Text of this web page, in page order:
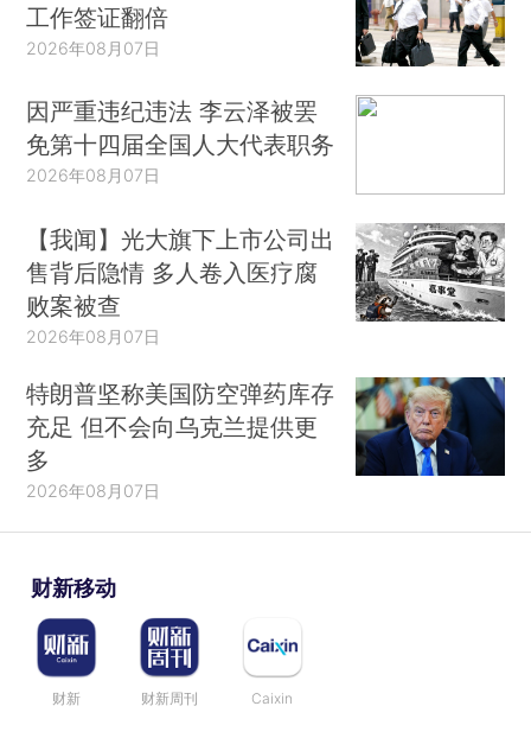
工作签证翻倍
2026年08月07日
因严重违纪违法 李云泽被罢
免第十四届全国人大代表职务
2026年08月07日
【我闻】光大旗下上市公司出
售背后隐情 多人卷入医疗腐
败案被查
2026年08月07日
特朗普坚称美国防空弹药库存
充足 但不会向乌克兰提供更
多
2026年08月07日
财新移动
财新 财新周刊 Caixin